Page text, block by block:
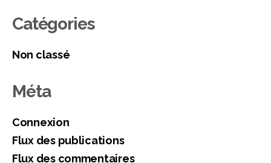
Catégories
Non classé
Méta
Connexion
Flux des publications
Flux des commentaires